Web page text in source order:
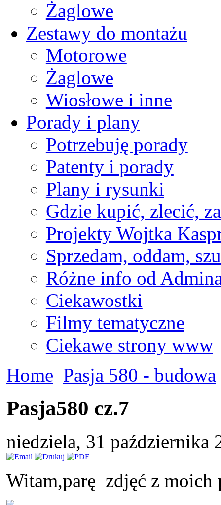
Żaglowe
Zestawy do montażu
Motorowe
Żaglowe
Wiosłowe i inne
Porady i plany
Potrzebuję porady
Patenty i porady
Plany i rysunki
Gdzie kupić, zlecić,
Projekty Wojtka
Sprzedam, oddam,
Różne info od
Ciekawostki
Filmy tematyczne
Ciekawe strony www
Home Pasja 580 - budowa
Pasja580 cz.7
niedziela, 31 października
Witam,parę zdjęć z moich